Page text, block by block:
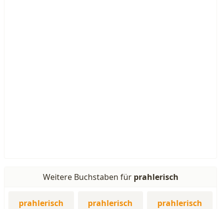
Weitere Buchstaben für prahlerisch
prahlerisch
prahlerisch
prahlerisch